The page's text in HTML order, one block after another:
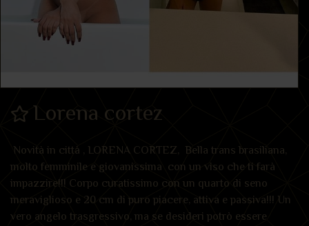
Lorena cortez
Novità in città , LORENA CORTEZ, Bella trans brasiliana,
molto femminile e giovanissima con un viso che ti farà
impazzire!!! Corpo curatissimo con un quarto di seno
meraviglioso e 20 cm di puro piacere, attiva e passiva!!! Un
vero angelo trasgressivo, ma se desideri potrò essere